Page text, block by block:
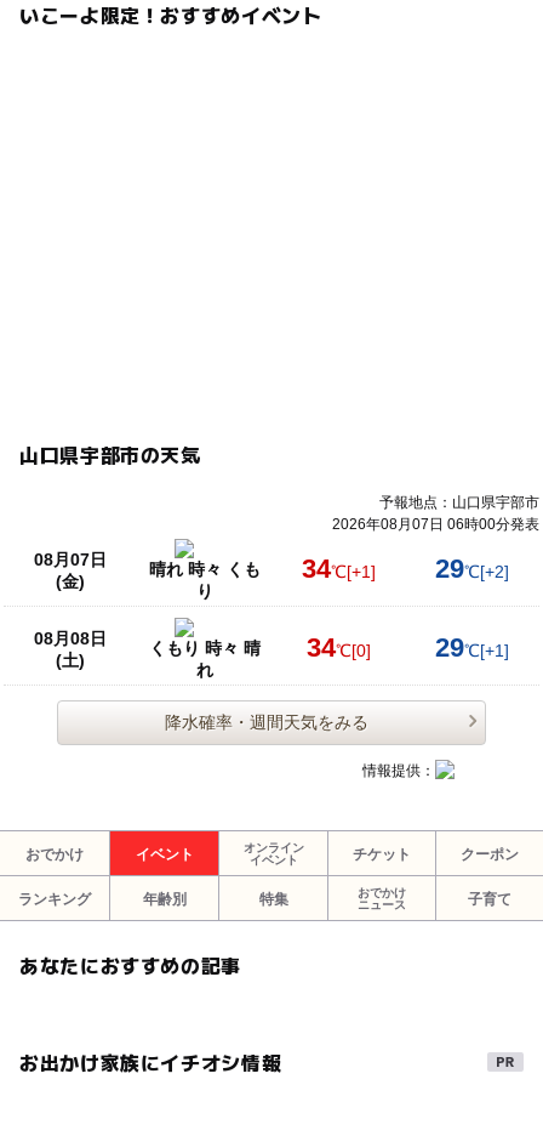
いこーよ限定！おすすめイベント
山口県宇部市の天気
予報地点：山口県宇部市
2026年08月07日 06時00分発表
08月07日
(金)
晴れ 時々 くも
り
34℃[+1] 29℃[+2]
08月08日
(土)
くもり 時々 晴
れ
34℃[0] 29℃[+1]
降水確率・週間天気をみる
情報提供：
おでかけ イベント
オンライン
イベント
チケット クーポン
ランキング 年齢別 特集
おでかけ
ニュース
子育て
あなたにおすすめの記事
お出かけ家族にイチオシ情報